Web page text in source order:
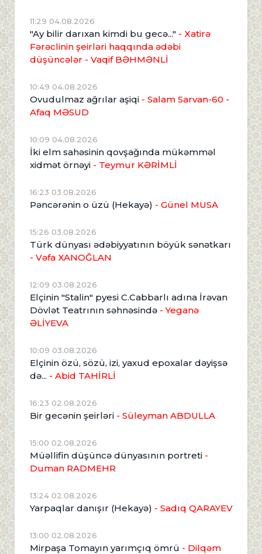
11:29 04.08.2026
"Ay bilir darıxan kimdi bu gecə..." - Xatirə
Fərəclinin şeirləri haqqında ədəbi
düşüncələr - Vaqif BƏHMƏNLİ
10:49 04.08.2026
Ovudulmaz ağrılar aşiqi - Salam Sarvan-60 -
Afaq MƏSUD
10:09 04.08.2026
İki elm sahəsinin qovşağında mükəmməl
xidmət örnəyi - Teymur KƏRİMLİ
16:23 03.08.2026
Pəncərənin o üzü (Hekayə) - Günel MUSA
15:26 03.08.2026
Türk dünyası ədəbiyyatının böyük sənətkarı
- Vəfa XANOĞLAN
12:09 03.08.2026
Elçinin "Stalin" pyesi C.Cabbarlı adına İrəvan
Dövlət Teatrının səhnəsində - Yeganə
ƏLİYEVA
10:09 03.08.2026
Elçinin özü, sözü, izi, yaxud epoxalar dəyişsə
də... - Abid TAHİRLİ
16:23 02.08.2026
Bir gecənin şeirləri - Süleyman ABDULLA
15:00 02.08.2026
Müəllifin düşüncə dünyasının portreti -
Duman RADMEHR
13:24 02.08.2026
Yarpaqlar danışır (Hekayə) - Sadıq QARAYEV
13:00 02.08.2026
Mirpaşa Tomayın yarımçıq ömrü - Dilqəm